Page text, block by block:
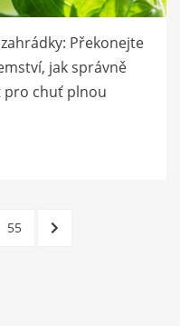
Překonejte
jak správně
pro chuť plnou
STRÁNKA
55
DALŠÍ